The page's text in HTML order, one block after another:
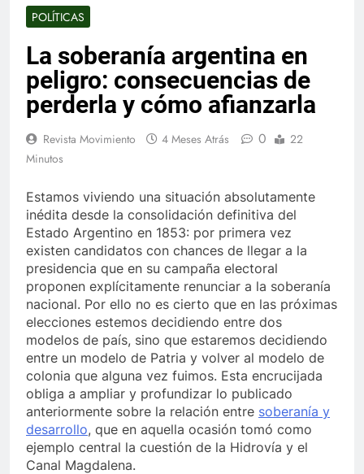
POLÍTICAS
La soberanía argentina en
peligro: consecuencias de
perderla y cómo afianzarla
Revista Movimiento 4 Meses Atrás 0
22
Minutos
Estamos viviendo una situación absolutamente
inédita desde la consolidación definitiva del
Estado Argentino en 1853: por primera vez
existen candidatos con chances de llegar a la
presidencia que en su campaña electoral
proponen explícitamente renunciar a la soberanía
nacional. Por ello no es cierto que en las próximas
elecciones estemos decidiendo entre dos
modelos de país, sino que estaremos decidiendo
entre un modelo de Patria y volver al modelo de
colonia que alguna vez fuimos. Esta encrucijada
obliga a ampliar y profundizar lo publicado
anteriormente sobre la relación entre soberanía y
desarrollo, que en aquella ocasión tomó como
ejemplo central la cuestión de la Hidrovía y el
Canal Magdalena.